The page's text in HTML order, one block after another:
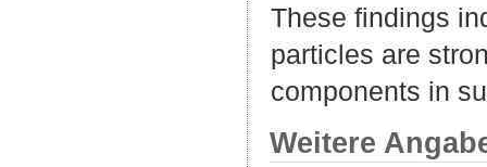
These findings
particles are
components in
Weitere